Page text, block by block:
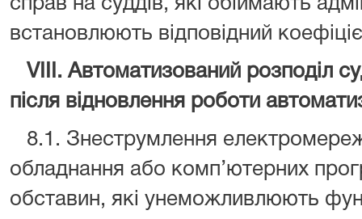
справ на суддів, які обіймають
встановлюють відповідний
VIII. Автоматизований розподіл
після відновлення роботи
8.1. Знеструмлення
обладнання або комп’ютерних
обставин, які унеможливлюють